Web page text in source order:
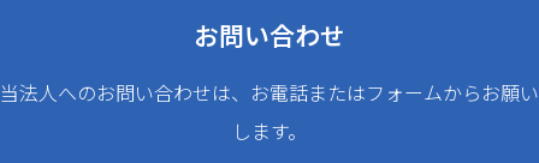
お問い合わせ
当法人へのお問い合わせは、お電話またはフォームからお願い
します。